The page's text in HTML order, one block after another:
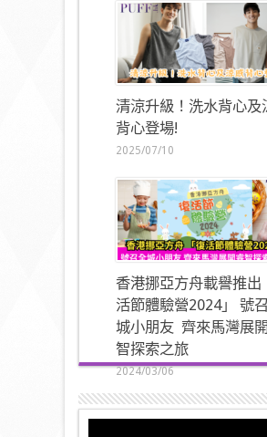
清涼升級！洗水背心及
背心登場!
2025/07/10
香港挪亞方舟載譽推出
活節體驗營2024」 號
城小朋友 齊來馬灣展
智探索之旅
2024/03/06